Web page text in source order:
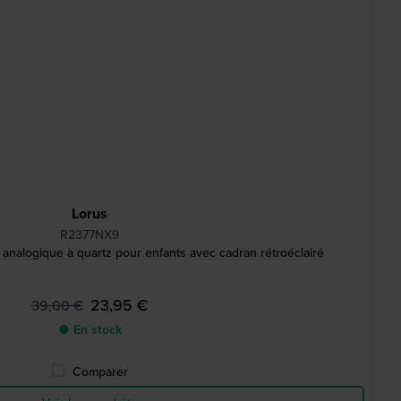
Lorus
R2377NX9
à quartz pour enfants avec cadran rétroéclairé
39,00 € 23,95 €
● En stock
Comparer